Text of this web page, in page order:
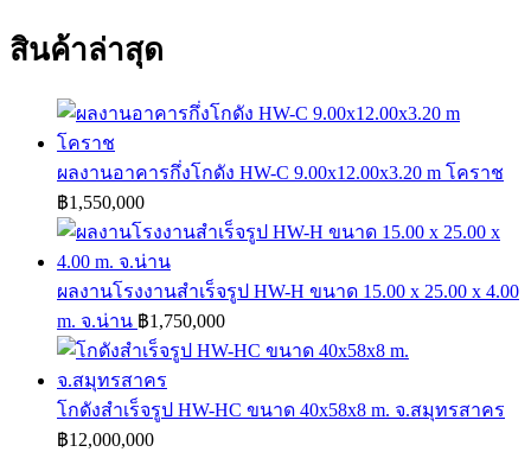
สินค้าล่าสุด
ผลงานอาคารกึ่งโกดัง HW-C 9.00x12.00x3.20 m โคราช
฿1,550,000
ผลงานโรงงานสำเร็จรูป HW-H ขนาด 15.00 x 25.00 x 4.00
m. จ.น่าน ฿1,750,000
โกดังสำเร็จรูป HW-HC ขนาด 40x58x8 m. จ.สมุทรสาคร
฿12,000,000